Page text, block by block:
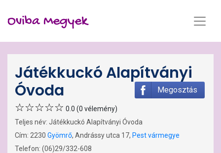
Oviba Megyek
Játékkuckó Alapítványi
Óvoda
Megosztás
0.0 (0 vélemény)
Teljes név: Játékkuckó Alapítványi Óvoda
Cím: 2230 Gyömrő, Andrássy utca 17, Pest vármegye
Telefon: (06)29/332-608